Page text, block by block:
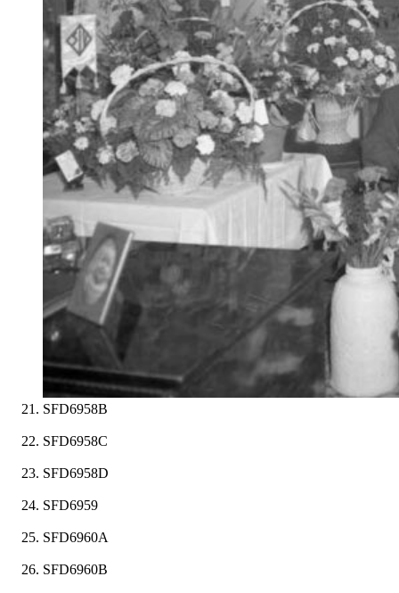
SFD6958B
SFD6958C
SFD6958D
SFD6959
SFD6960A
SFD6960B